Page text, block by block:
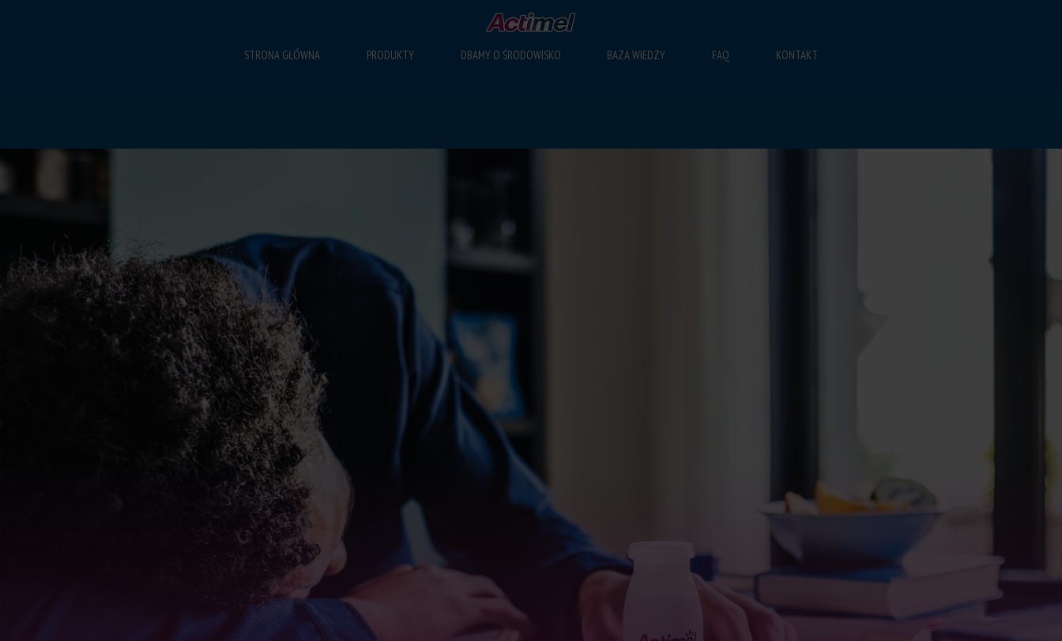
STRONA GŁÓWNA PRODUKTY DBAMY O ŚRODOWISKO BAZA WIEDZY FAQ KONTAKT